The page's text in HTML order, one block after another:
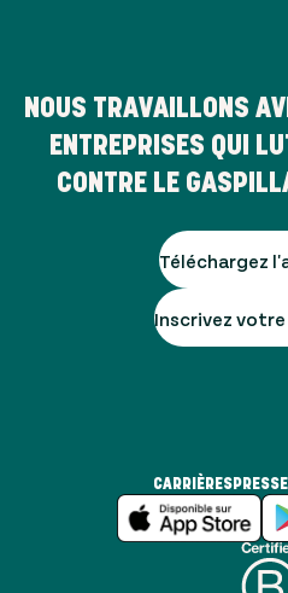
NOUS TRAVAILLONS
ENTREPRISES QUI
CONTRE LE
Téléchargez
Inscrivez
CARRIÈRESPRESSE